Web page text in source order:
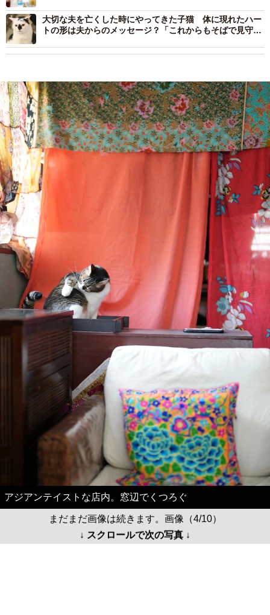
大切な夫を亡くした時にやってきた子猫 体に現れたハー
トの形は夫からのメッセージ？「これからもそばで見守っ
アジアンテイストな店内。窓辺でくつろぐ
まだまだ画像は続きます。画像（4/10）
↓ スクロールで次の写真 ↓